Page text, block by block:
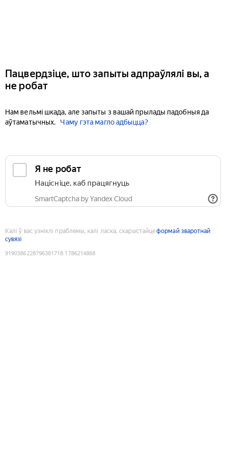
Пацвердзіце, што запыты адпраўлялі вы, а
не робат
Нам вельмі шкада, але запыты з вашай прылады падобныя да
аўтаматычных.
Чаму гэта магло адбыцца?
Я не робат
Націсніце, каб працягнуць
SmartCaptcha by Yandex Cloud
Калі ў вас узніклі праблемы, калі ласка, скарыстайцеформай зваротнай
сувязі
9190386228796381718:1786214868